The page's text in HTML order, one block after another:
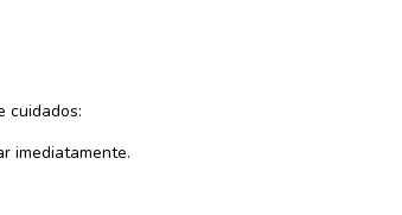
cuidados:
imediatamente.